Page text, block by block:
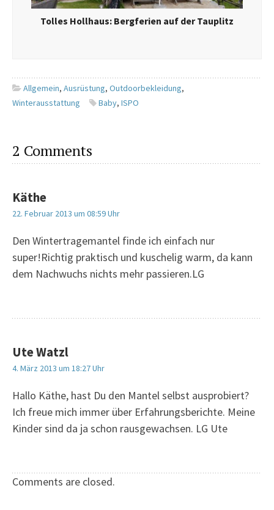
Tolles Hollhaus: Bergferien auf der Tauplitz
Allgemein, Ausrüstung, Outdoorbekleidung,
Winterausstattung
Baby, ISPO
2 Comments
Käthe
22. Februar 2013 um 08:59 Uhr
Den Wintertragemantel finde ich einfach nur
super!Richtig praktisch und kuschelig warm, da kann
dem Nachwuchs nichts mehr passieren.LG
Ute Watzl
4. März 2013 um 18:27 Uhr
Hallo Käthe, hast Du den Mantel selbst ausprobiert?
Ich freue mich immer über Erfahrungsberichte. Meine
Kinder sind da ja schon rausgewachsen. LG Ute
Comments are closed.